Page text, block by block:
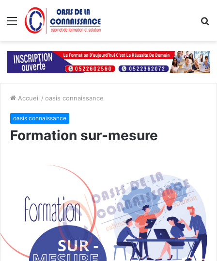
Menu
Accueil / oasis connaissance
oasis connaissance
Formation sur-mesure